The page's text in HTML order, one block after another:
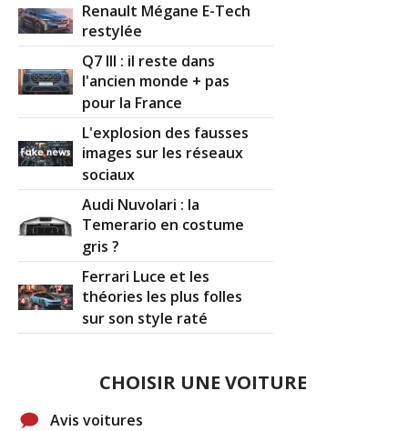
Renault Mégane E-Tech
restylée
Q7 III : il reste dans
l'ancien monde + pas
pour la France
L'explosion des fausses
images sur les réseaux
sociaux
Audi Nuvolari : la
Temerario en costume
gris ?
Ferrari Luce et les
théories les plus folles
sur son style raté
CHOISIR UNE VOITURE
Avis voitures